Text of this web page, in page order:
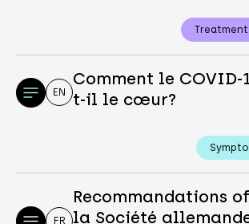
EN
Comment le
t-il le cœur?
FR
Recommandations
la Société